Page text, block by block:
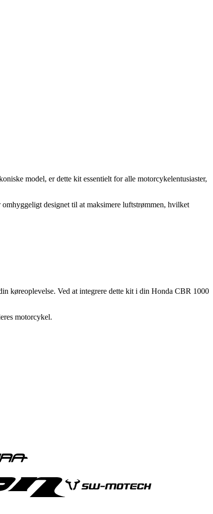
model, er dette kit essentielt for alle motorcykelentusiaster,
designet til at maksimere luftstrømmen, hvilket
køreoplevelse. Ved at integrere dette kit i din Honda CBR 1000
motorcykel.